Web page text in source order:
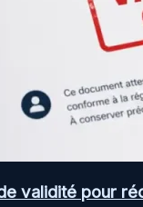
validité pour